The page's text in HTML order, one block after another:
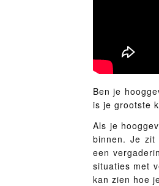
Ben je
is je grootste
Als je
binnen. Je zit
een
situaties met
kan zien hoe